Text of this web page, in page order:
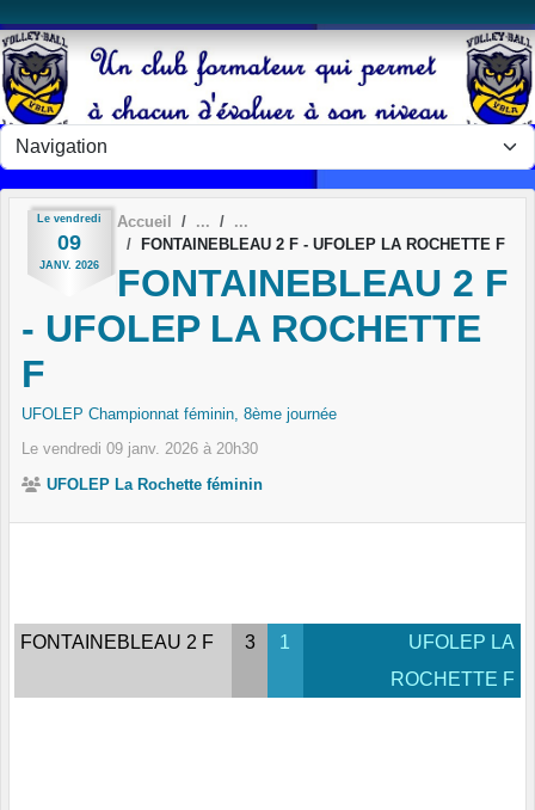
Le vendredi
09
JANV. 2026
Accueil
FONTAINEBLEAU 2 F - UFOLEP LA ROCHETTE F
FONTAINEBLEAU 2 F
- UFOLEP LA ROCHETTE
F
UFOLEP Championnat féminin, 8ème journée
Le vendredi 09 janv. 2026 à 20h30
UFOLEP La Rochette féminin
FONTAINEBLEAU 2 F 3 1
UFOLEP LA
ROCHETTE F